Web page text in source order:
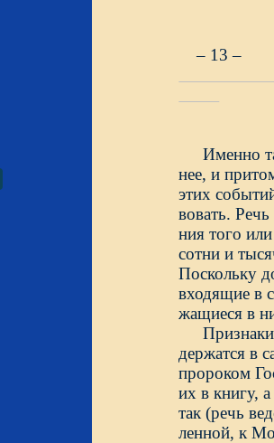
– 13 –
Именно
нее, и
этих
вовать.
ния того
сотни и
Поскольку
входящие в
жащиеся в
держатся в
пророком
их в книгу,
так (речь
ленной,